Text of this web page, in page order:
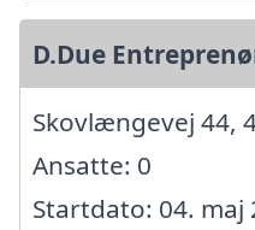
D.Due
Skovlængevej 44,
Ansatte: 0
Startdato: 04. maj